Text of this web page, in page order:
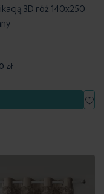
3D róż 140x250
zł